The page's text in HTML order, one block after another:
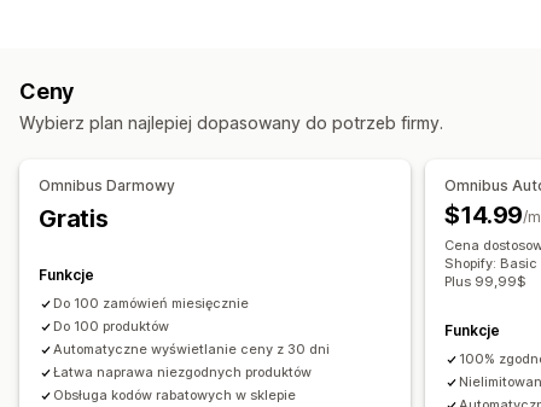
Kolor i czcionka
Kod niestandardowy
Wielojęzyczne
Ceny
Wybierz plan najlepiej dopasowany do potrzeb firmy.
Omnibus Darmowy
Gratis
Funkcje
Do 100 zamówień miesięcznie
Do 100 produktów
Automatyczne wyświetlanie ceny z 30 dni
Łatwa naprawa niezgodnych produktów
Obsługa kodów rabatowych w sklepie
Omnibus
$14.99/
Cena
Shopify:
Plus 99,99$
Funkcje
100%